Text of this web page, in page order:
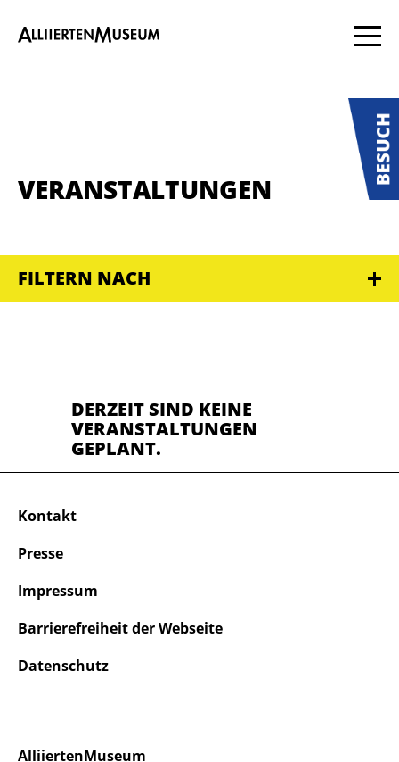
VERANSTALTUNGEN
FILTERN NACH
DERZEIT SIND KEINE
VERANSTALTUNGEN
GEPLANT.
AlliiertenMuseum
Kontakt
Presse
Impressum
Barrierefreiheit der Webseite
Datenschutz